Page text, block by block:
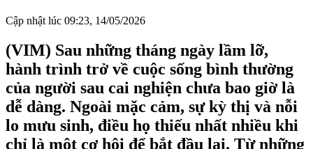
Cập nhật lúc 09:23, 14/05/2026
(VIM) Sau những tháng ngày lầm lỡ,
hành trình trở về cuộc sống bình thường
của người sau cai nghiện chưa bao giờ là
dễ dàng. Ngoài mặc cảm, sự kỳ thị và nỗi
lo mưu sinh, điều họ thiếu nhất nhiều khi
chỉ là một cơ hội để bắt đầu lại. Từ những